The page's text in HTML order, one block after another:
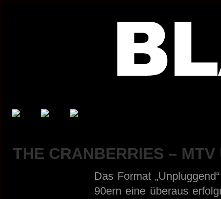
THE CRANBERRIES –
Das Format
90ern eine überaus